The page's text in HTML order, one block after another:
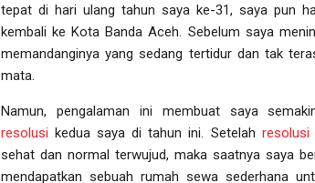
tepat di hari ulang tahun saya ke-31, saya pun
kembali ke Kota Banda Aceh. Sebelum saya
memandanginya yang sedang tertidur dan tak
mata.
Namun, pengalaman ini membuat saya
resolusi kedua saya di tahun ini. Setelah resolusi
sehat dan normal terwujud, maka saatnya saya
mendapatkan sebuah rumah sewa sederhana